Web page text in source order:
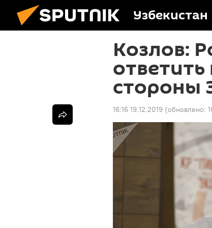
Узбекистан
Козлов:
ответить
стороны
16:16 19.12.2019 (обновлено: